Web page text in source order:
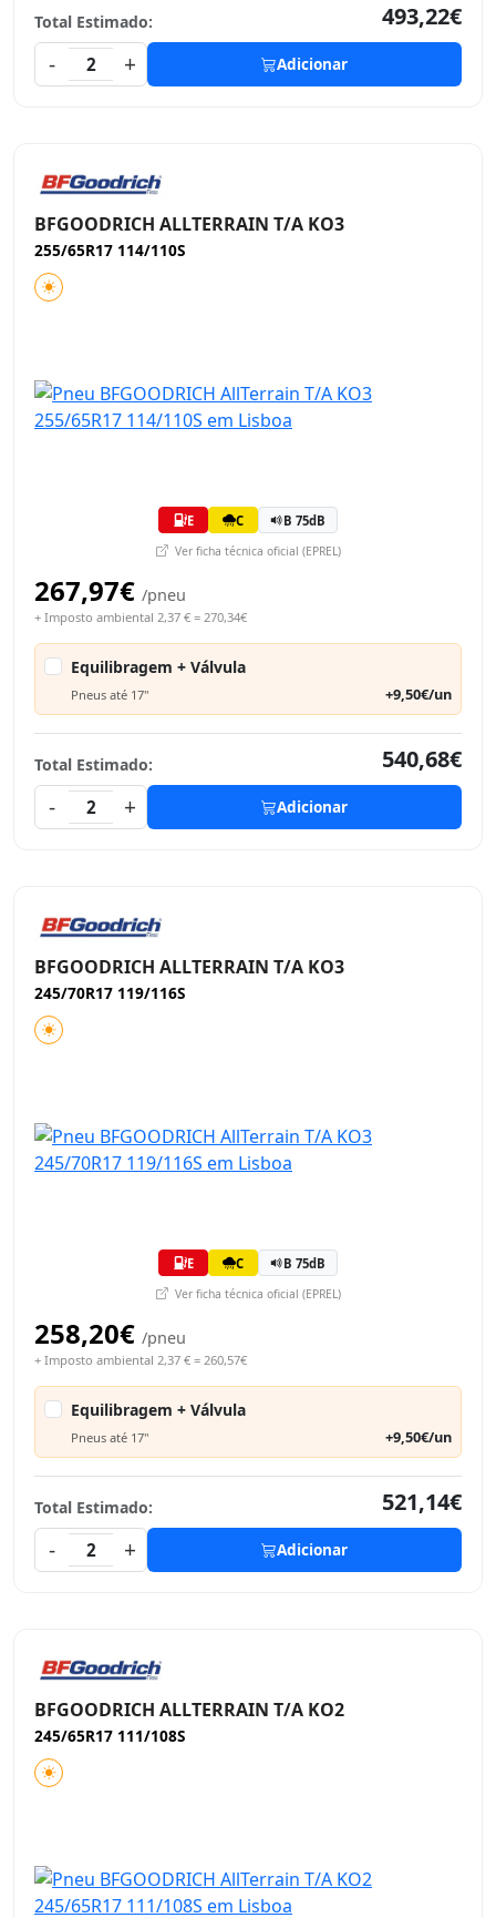
Total Estimado:
493,22€
-
2 + Adicionar
BFGOODRICH ALLTERRAIN T/A KO3
255/65R17 114/110S
E C B 75dB
Ver ficha técnica oficial (EPREL)
267,97€ /pneu
+ Imposto ambiental 2,37 € = 270,34€
Equilibragem + Válvula
Pneus até 17" +9,50€/un
Total Estimado:
540,68€
-
2 + Adicionar
BFGOODRICH ALLTERRAIN T/A KO3
245/70R17 119/116S
E C B 75dB
Ver ficha técnica oficial (EPREL)
258,20€ /pneu
+ Imposto ambiental 2,37 € = 260,57€
Equilibragem + Válvula
Pneus até 17" +9,50€/un
Total Estimado:
521,14€
-
2 + Adicionar
BFGOODRICH ALLTERRAIN T/A KO2
245/65R17 111/108S